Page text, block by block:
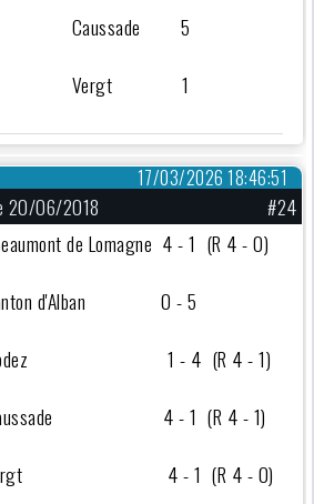
Caussade 5
Vergt 1
17/03/2026 18:46:51
20/06/2018
#24
de Lomagne 4 - 1 (R 4 - 0)
d'Alban 0 - 5
1 - 4 (R 4 - 1)
4 - 1 (R 4 - 1)
Vergt 4 - 1 (R 4 - 0)